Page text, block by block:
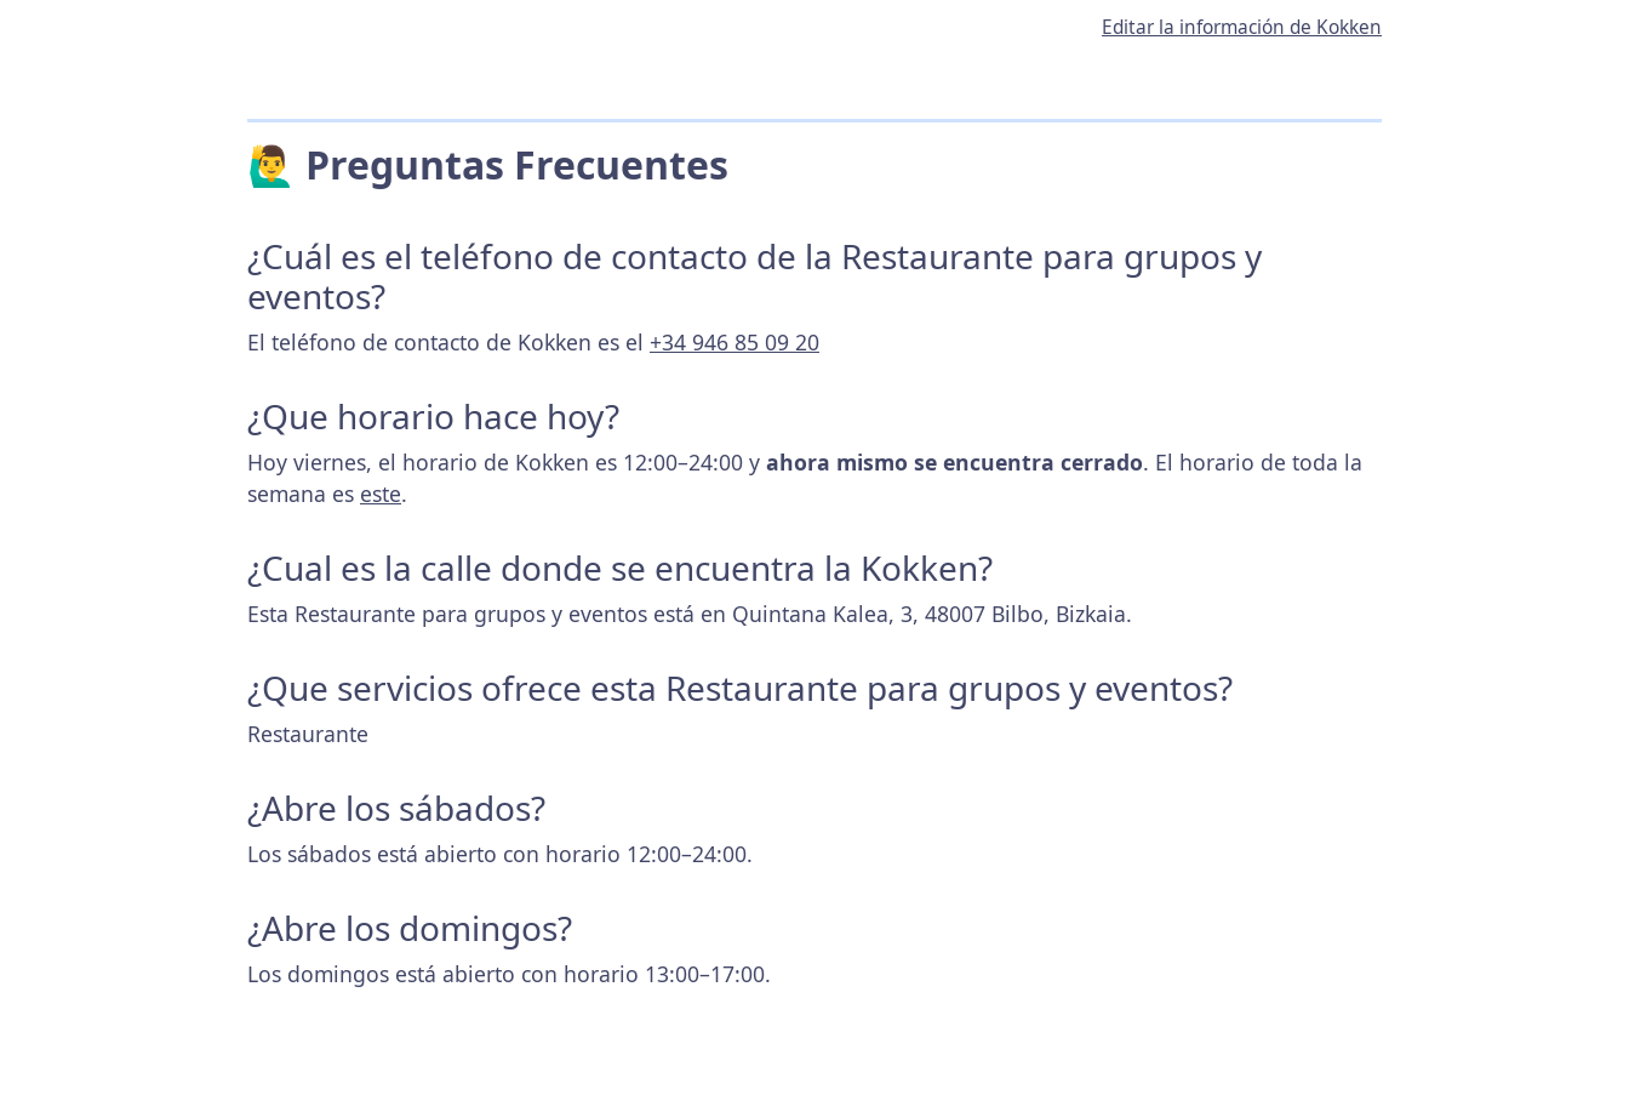
Editar la información de Kokken
🙋‍♂️ Preguntas Frecuentes
¿Cuál es el teléfono de contacto de la Restaurante para grupos y
eventos?
El teléfono de contacto de Kokken es el +34 946 85 09 20
¿Que horario hace hoy?
Hoy viernes, el horario de Kokken es 12:00–24:00 y ahora mismo se encuentra cerrado. El horario de toda la
semana es este.
¿Cual es la calle donde se encuentra la Kokken?
Esta Restaurante para grupos y eventos está en Quintana Kalea, 3, 48007 Bilbo, Bizkaia.
¿Que servicios ofrece esta Restaurante para grupos y eventos?
Restaurante
¿Abre los sábados?
Los sábados está abierto con horario 12:00–24:00.
¿Abre los domingos?
Los domingos está abierto con horario 13:00–17:00.